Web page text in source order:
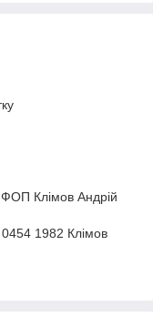
Клімов Андрій
1982 Клімов